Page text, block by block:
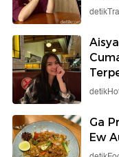
Ga
Ew